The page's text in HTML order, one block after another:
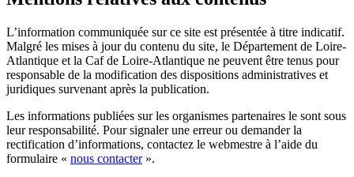
L’information communiquée sur ce site est présentée à titre indicatif.
Malgré les mises à jour du contenu du site, le Département de Loire-
Atlantique et la Caf de Loire-Atlantique ne peuvent être tenus pour
responsable de la modification des dispositions administratives et
juridiques survenant après la publication.
Les informations publiées sur les organismes partenaires le sont sous
leur responsabilité. Pour signaler une erreur ou demander la
rectification d’informations, contactez le webmestre à l’aide du
formulaire « nous contacter».